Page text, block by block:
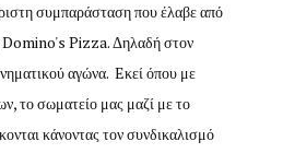
συμπαράσταση που έλαβε από
Domino's Pizza. Δηλαδή στον
αγώνα. Eκεί όπου με
το σωματείο μας μαζί με το
κάνοντας τον συνδικαλισμό